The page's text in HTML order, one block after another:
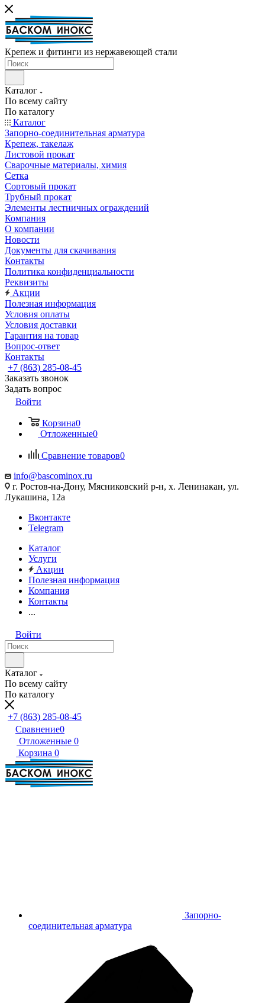
Крепеж и фитинги из нержавеющей стали
Каталог
По всему сайту
По каталогу
Каталог
Запорно-соединительная арматура
Крепеж, такелаж
Листовой прокат
Сварочные материалы, химия
Сетка
Сортовый прокат
Трубный прокат
Элементы лестничных ограждений
Компания
О компании
Новости
Документы для скачивания
Контакты
Политика конфиденциальности
Реквизиты
Акции
Полезная информация
Условия оплаты
Условия доставки
Гарантия на товар
Вопрос-ответ
Контакты
+7 (863) 285-08-45
Заказать звонок
Задать вопрос
Войти
Корзина0
Отложенные0
Сравнение товаров0
info@bascominox.ru
г. Ростов-на-Дону, Мясниковский р-н, х. Ленинакан, ул.
Лукашина, 12а
Вконтакте
Telegram
Каталог
Услуги
Акции
Полезная информация
Компания
Контакты
...
Войти
Каталог
По всему сайту
По каталогу
+7 (863) 285-08-45
Сравнение0
Отложенные 0
Корзина 0
Запорно-
соединительная арматура